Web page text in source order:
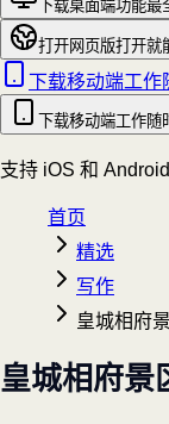
下载桌面端功能最
打开网页版打开就
下载移动端工作
下载移动端工作随
支持 iOS 和
首页
精选
写作
皇城相府
皇城相府景